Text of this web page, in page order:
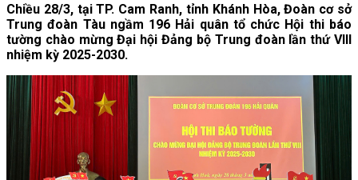
Chiều 28/3, tại TP. Cam Ranh, tỉnh Khánh Hòa, Đoàn cơ sở
Trung đoàn Tàu ngầm 196 Hải quân tổ chức Hội thi báo
tường chào mừng Đại hội Đảng bộ Trung đoàn lần thứ VIII
nhiệm kỳ 2025-2030.